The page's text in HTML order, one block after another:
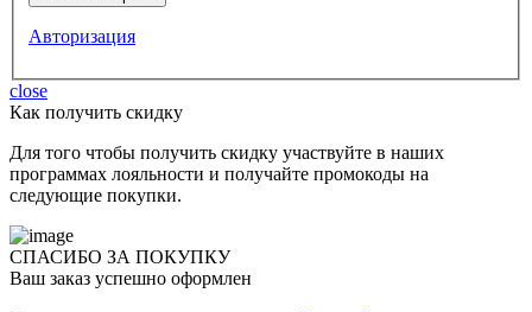
Авторизация
close
Как получить скидку
Для того чтобы получить скидку участвуйте в наших
программах лояльности и получайте промокоды на
следующие покупки.
СПАСИБО ЗА ПОКУПКУ
Ваш заказ успешно оформлен